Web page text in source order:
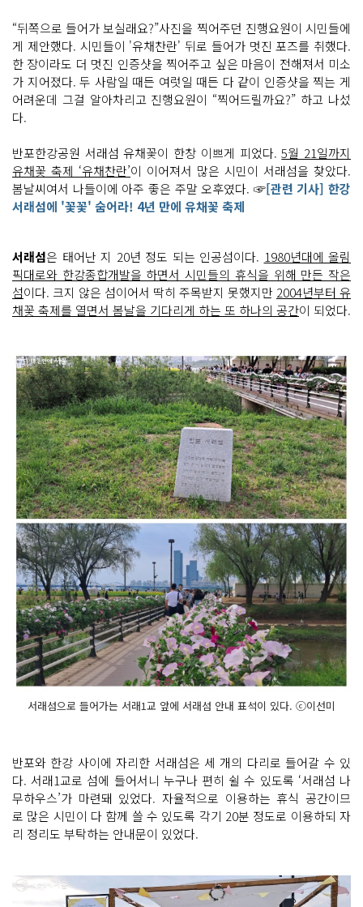
“뒤쪽으로 들어가 보실래요?”사진을 찍어주던 진행요원이 시민들에
게 제안했다. 시민들이 '유채찬란' 뒤로 들어가 멋진 포즈를 취했다.
한 장이라도 더 멋진 인증샷을 찍어주고 싶은 마음이 전해져서 미소
가 지어졌다. 두 사람일 때든 여럿일 때든 다 같이 인증샷을 찍는 게
어려운데 그걸 알아차리고 진행요원이 “찍어드릴까요?” 하고 나섰
다.
반포한강공원 서래섬 유채꽃이 한창 이쁘게 피었다.5월 21일까지
유채꽃 축제 ‘유채찬란’이 이어져서 많은 시민이 서래섬을 찾았다.
봄날씨여서 나들이에 아주 좋은 주말 오후였다. ☞[관련 기사] 한강
서래섬에 '꽃꽃' 숨어라! 4년 만에 유채꽃 축제
서래섬은 태어난 지 20년 정도 되는 인공섬이다. 1980년대에 올림
픽대로와 한강종합개발을 하면서 시민들의 휴식을 위해 만든 작은
섬이다. 크지 않은 섬이어서 딱히 주목받지 못했지만 2004년부터 유
채꽃 축제를 열면서 봄날을 기다리게 하는 또 하나의 공간이 되었다.
서래섬으로 들어가는 서래1교 앞에 서래섬 안내 표석이 있다. ⓒ이선미
반포와 한강 사이에 자리한 서래섬은 세 개의 다리로 들어갈 수 있
다. 서래1교로 섬에 들어서니 누구나 편히 쉴 수 있도록 ‘서래섬 나
무하우스’가 마련돼 있었다. 자율적으로 이용하는 휴식 공간이므
로 많은 시민이 다 함께 쓸 수 있도록 각기 20분 정도로 이용하되 자
리 정리도 부탁하는 안내문이 있었다.